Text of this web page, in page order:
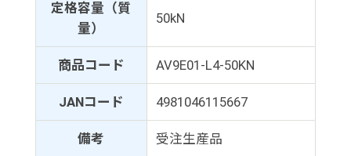
定格容量（質
量）
50kN
商品コード AV9E01-L4-50KN
JANコード 4981046115667
備考 受注生産品